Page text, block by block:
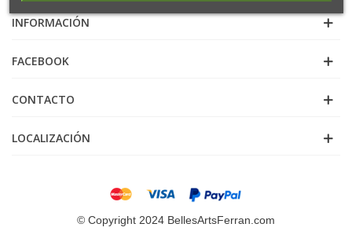
INFORMACIÓN
FACEBOOK
CONTACTO
LOCALIZACIÓN
© Copyright 2024 BellesArtsFerran.com